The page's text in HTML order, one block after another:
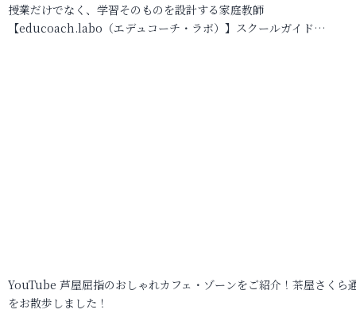
授業だけでなく、学習そのものを設計する家庭教師
【educoach.labo（エデュコーチ・ラボ）】スクールガイド…
YouTube 芦屋屈指のおしゃれカフェ・ゾーンをご紹介！茶屋さくら
をお散歩しました！